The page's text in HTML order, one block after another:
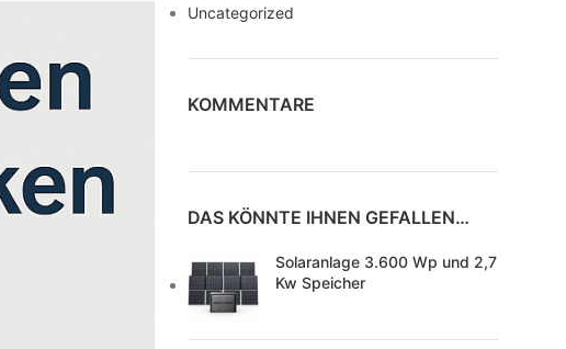
Uncategorized
KOMMENTARE
DAS KÖNNTE IHNEN GEFALLEN…
Solaranlage 3.600 Wp und 2,7
Kw Speicher